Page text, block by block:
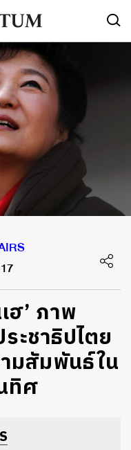
ฮ’ ภาพ
ะชาธิปไตย
มสัมพันธ์ใน
ทิศ